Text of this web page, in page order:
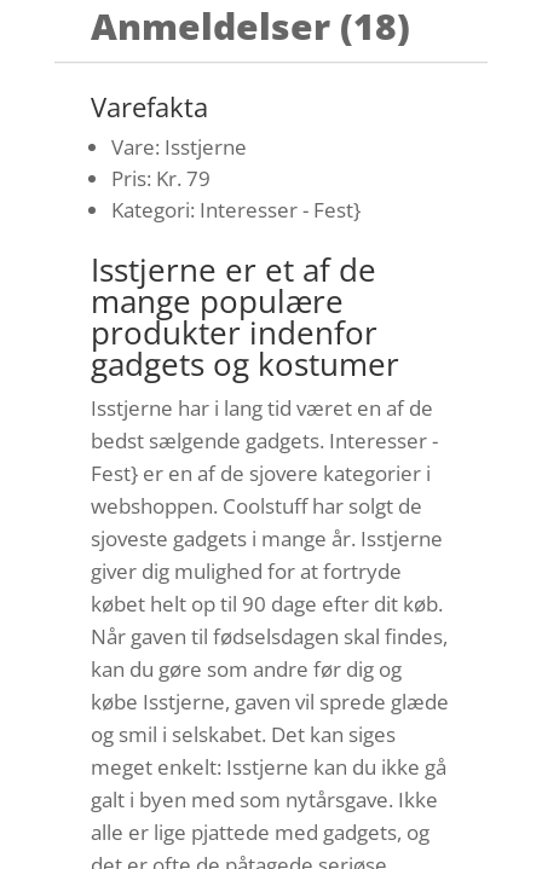
Anmeldelser (18)
Varefakta
Vare: Isstjerne
Pris: Kr. 79
Kategori: Interesser - Fest}
Isstjerne er et af de
mange populære
produkter indenfor
gadgets og kostumer
Isstjerne har i lang tid været en af de
bedst sælgende gadgets. Interesser -
Fest} er en af de sjovere kategorier i
webshoppen. Coolstuff har solgt de
sjoveste gadgets i mange år. Isstjerne
giver dig mulighed for at fortryde
købet helt op til 90 dage efter dit køb.
Når gaven til fødselsdagen skal findes,
kan du gøre som andre før dig og
købe Isstjerne, gaven vil sprede glæde
og smil i selskabet. Det kan siges
meget enkelt: Isstjerne kan du ikke gå
galt i byen med som nytårsgave. Ikke
alle er lige pjattede med gadgets, og